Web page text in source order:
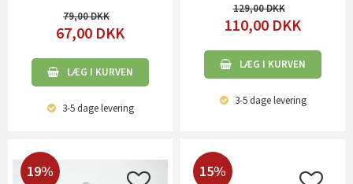
79,00
67,00 DKK
LÆG I KURVEN
3-5 dagelevering
129,00
110,00 DKK
LÆG I KURVEN
3-5 dagelevering
19% 15%